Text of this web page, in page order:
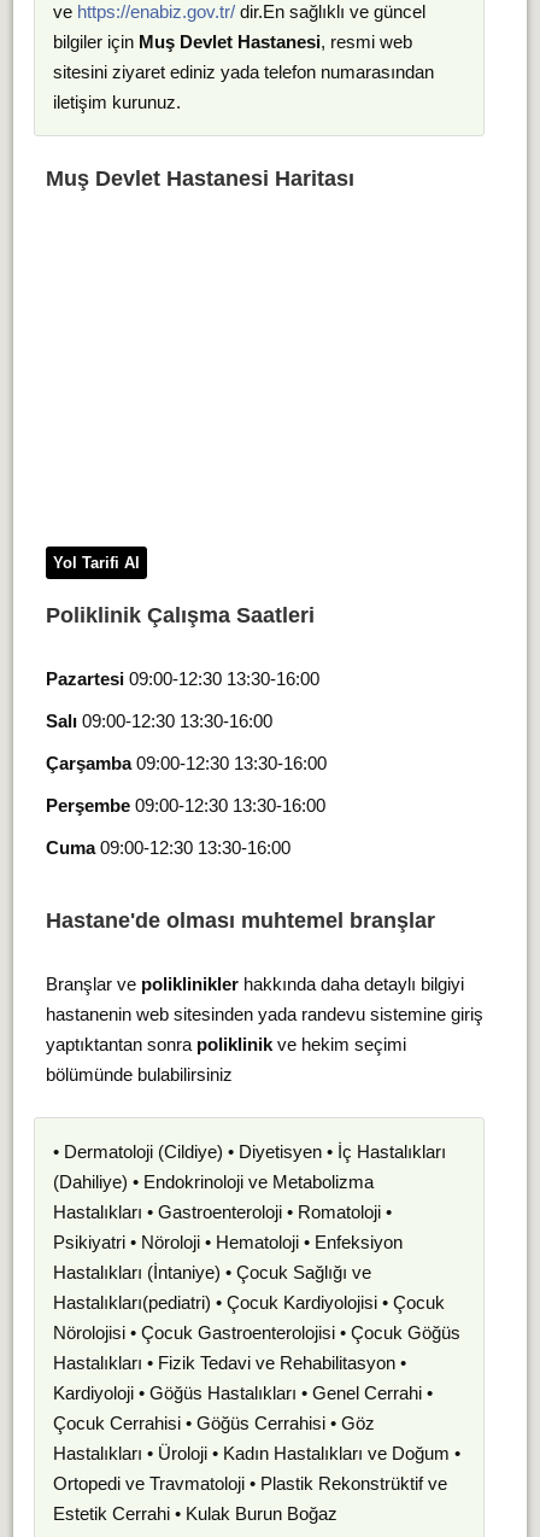
ve https://enabiz.gov.tr/dir.En sağlıklı ve güncel
bilgiler için Muş Devlet Hastanesi, resmi web
sitesini ziyaret ediniz yada telefon numarasından
iletişim kurunuz.
Muş Devlet Hastanesi Haritası
Yol Tarifi Al
Poliklinik Çalışma Saatleri
Pazartesi09:00-12:30 13:30-16:00
Salı09:00-12:30 13:30-16:00
Çarşamba09:00-12:30 13:30-16:00
Perşembe09:00-12:30 13:30-16:00
Cuma09:00-12:30 13:30-16:00
Hastane'de olması muhtemel branşlar
Branşlar ve polikliniklerhakkında daha detaylı bilgiyi
hastanenin web sitesinden yada randevu sistemine giriş
yaptıktantan sonra poliklinikve hekim seçimi
bölümünde bulabilirsiniz
• Dermatoloji (Cildiye) • Diyetisyen • İç Hastalıkları
(Dahiliye) • Endokrinoloji ve Metabolizma
Hastalıkları • Gastroenteroloji • Romatoloji •
Psikiyatri • Nöroloji • Hematoloji • Enfeksiyon
Hastalıkları (İntaniye) • Çocuk Sağlığı ve
Hastalıkları(pediatri) • Çocuk Kardiyolojisi • Çocuk
Nörolojisi • Çocuk Gastroenterolojisi • Çocuk Göğüs
Hastalıkları • Fizik Tedavi ve Rehabilitasyon •
Kardiyoloji • Göğüs Hastalıkları • Genel Cerrahi •
Çocuk Cerrahisi • Göğüs Cerrahisi • Göz
Hastalıkları • Üroloji • Kadın Hastalıkları ve Doğum •
Ortopedi ve Travmatoloji • Plastik Rekonstrüktif ve
Estetik Cerrahi • Kulak Burun Boğaz